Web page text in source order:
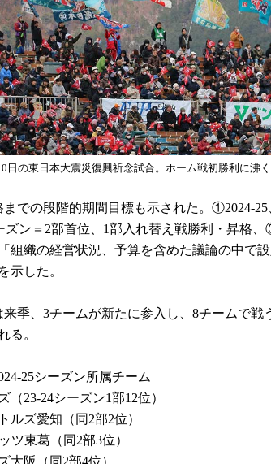
日の東日本大震災復興祈念試合。ホーム戦初勝利に沸
での段階的期間目標も示された。①2024-25
ズン＝2部首位、1部入れ替え戦勝利・昇格、
組織の経営状況、予算を含めた議論の中で
示した。
季、3チームが新たに参入し、8チームで戦
る。
25シーズン所属チーム
（23-24シーズン1部12位）
ルズ愛知（同2部2位）
ツ東葛（同2部3位）